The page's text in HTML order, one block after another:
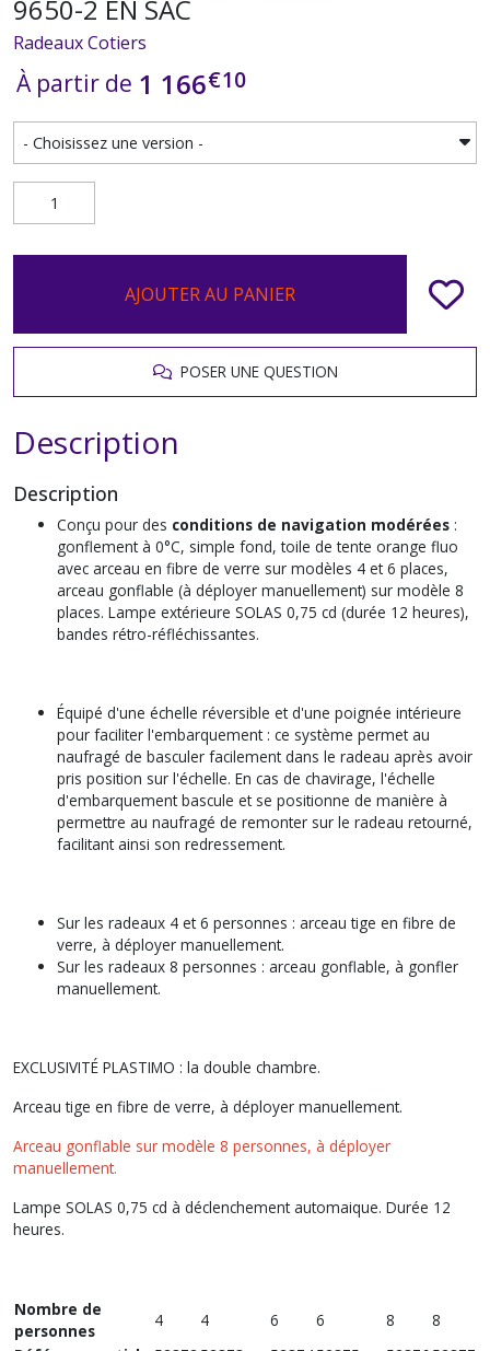
9650-2 EN SAC
Radeaux Cotiers
À partir de 1 166€10
AJOUTER AU PANIER
POSER UNE QUESTION
Description
Description
Conçu pour des conditions de navigation modérées :
gonflement à 0°C, simple fond, toile de tente orange fluo
avec arceau en fibre de verre sur modèles 4 et 6 places,
arceau gonflable (à déployer manuellement) sur modèle 8
places. Lampe extérieure SOLAS 0,75 cd (durée 12 heures),
bandes rétro-réfléchissantes.
Équipé d'une échelle réversible et d'une poignée intérieure
pour faciliter l'embarquement : ce système permet au
naufragé de basculer facilement dans le radeau après avoir
pris position sur l'échelle. En cas de chavirage, l'échelle
d'embarquement bascule et se positionne de manière à
permettre au naufragé de remonter sur le radeau retourné,
facilitant ainsi son redressement.
Sur les radeaux 4 et 6 personnes : arceau tige en fibre de
verre, à déployer manuellement.
Sur les radeaux 8 personnes : arceau gonflable, à gonfler
manuellement.
EXCLUSIVITÉ PLASTIMO : la double chambre.
Arceau tige en fibre de verre, à déployer manuellement.
Arceau gonflable sur modèle 8 personnes, à déployer
manuellement.
Lampe SOLAS 0,75 cd à déclenchement automaique. Durée 12
heures.
Nombre de
personnes
4 4 6 6 8
8